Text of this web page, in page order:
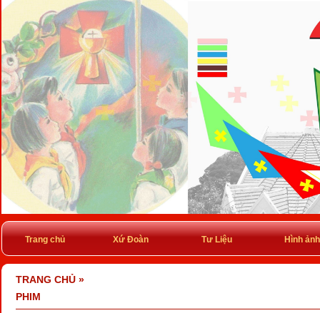
Trang chủ Xứ Đoàn Tư Liệu Hình ảnh
TRANG CHỦ »
PHIM